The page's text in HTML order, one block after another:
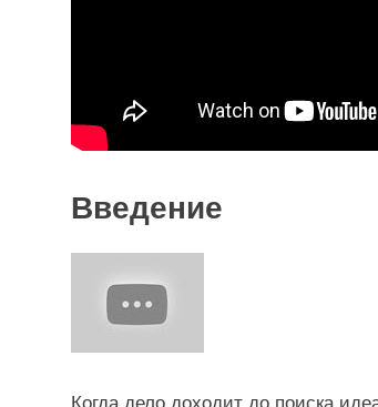
Введение
Когда дело доходит до поиска